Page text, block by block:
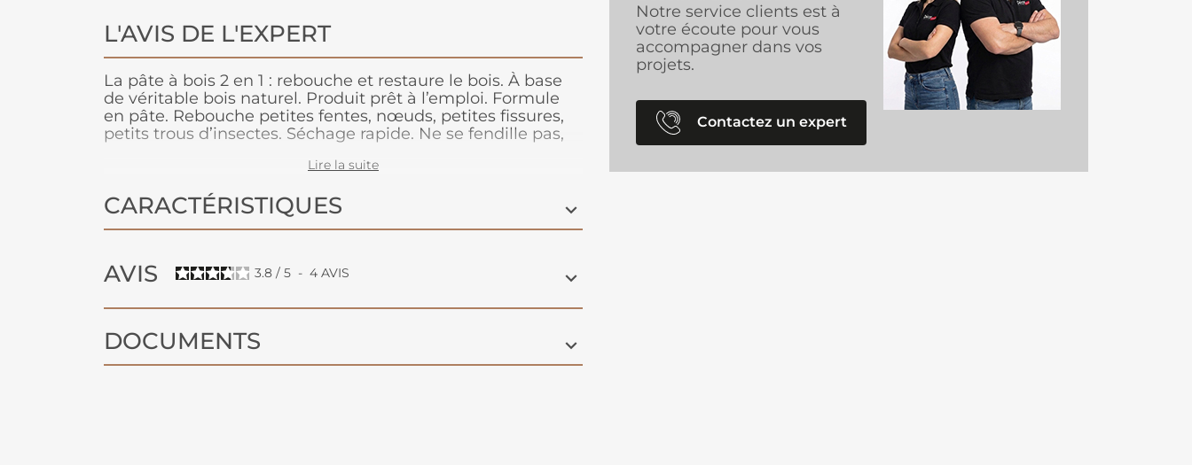
L'AVIS DE L'EXPERT
La pâte à bois 2 en 1 : rebouche et restaure le bois. À base
de véritable bois naturel. Produit prêt à l’emploi. Formule
en pâte. Rebouche petites fentes, nœuds, petites fissures,
petits trous d’insectes. Séchage rapide. Ne se fendille pas,
Lire la suite
CARACTÉRISTIQUES
AVIS 3.8 / 5 - 4 AVIS
DOCUMENTS
Notre service clients est à
votre écoute pour vous
accompagner dans vos
projets.
Contactez un expert